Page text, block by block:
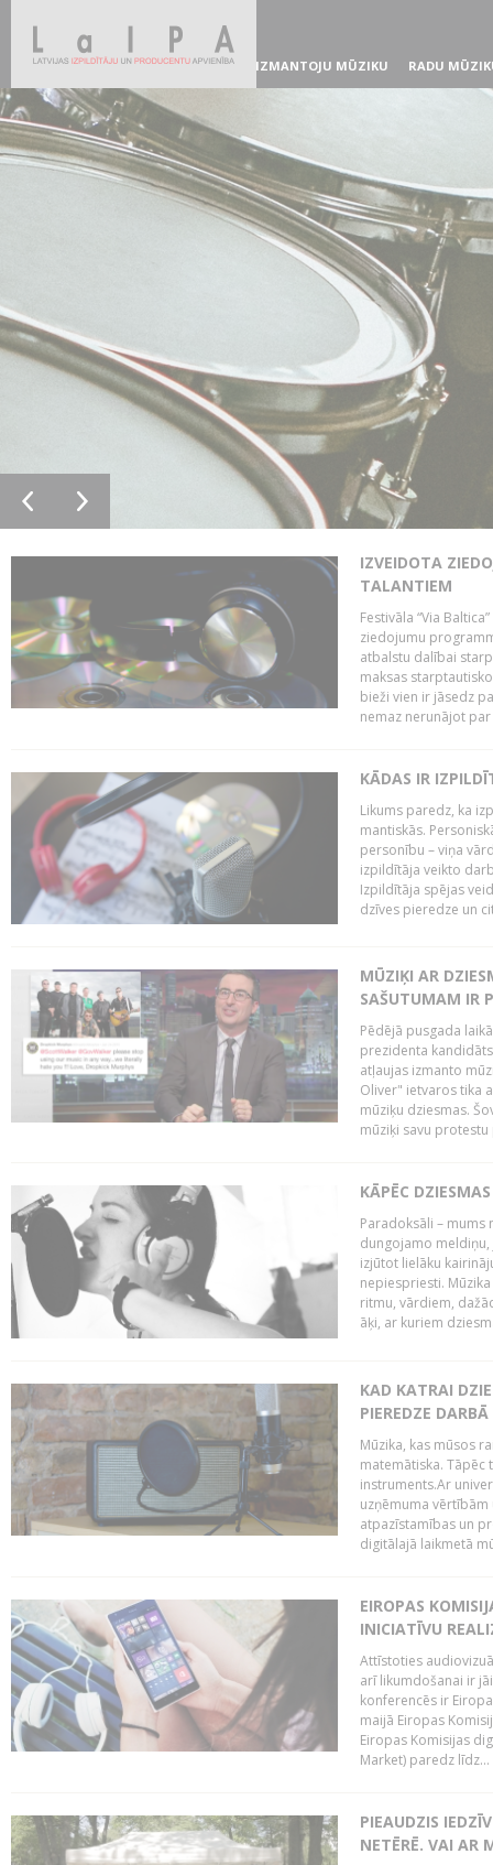
IZMANTOJU MŪZIKU RADU
IZVEIDOTA
TALANTIEM
Festivāla “Via
ziedojumu
atbalstu dalībai
maksas
bieži vien ir jāsedz
nemaz nerunājot
KĀDAS IR
Likums paredz, ka
mantiskās.
personību – viņa
izpildītāja veikto
Izpildītāja spējas
dzīves pieredze un
MŪZIĶI AR
SAŠUTUMAM IR
Pēdējā pusgada
prezidenta
atļaujas izmanto
Oliver" ietvaros tika
mūziķu dziesmas.
mūziķi savu
KĀPĒC
Paradoksāli – mums
dungojamo
izjūtot lielāku
nepiespriesti.
ritmu, vārdiem,
āķi, ar kuriem
KAD KATRAI
PIEREDZE
Mūzika, kas mūsos
matemātiska. Tāpēc
instruments.Ar
uzņēmuma
atpazīstamības un
digitālajā laikmetā
EIROPAS
INICIATĪVU
Attīstoties
arī likumdošanai ir
konferencēs ir
maijā Eiropas
Eiropas Komisijas
Market) paredz līdz...
PIEAUDZIS
NETĒRĒ. VAI AR